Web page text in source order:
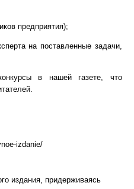
предприятия);
на поставленные задачи,
в нашей газете, что
izdanie/
издания, придерживаясь